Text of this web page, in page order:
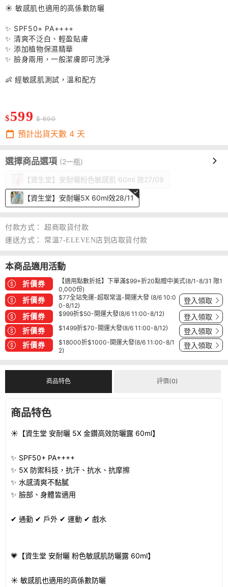
☀️ 敏感肌也適用的高係數防曬
✨ SPF50+ PA++++
✨ 清爽不泛白、輕盈貼膚
✨ 添加植物保濕精華
✨ 臉身兩用，一般潔膚即可洗淨
👶 經敏感肌測試，溫和配方
$599 $ 690
預計出貨天數 4 天
選擇商品選項 (2一瓶)
【資生堂】安耐曬粉色敏感肌 60ml 效27/09
【資生堂】安耐曬5X 60ml效28/11
付款方式：
超商取貨付款
運送方式：
常溫7-ELEVEN店到店取貨付款
本商品適用活動
折價券
【適用點數折抵】下單滿$99+折20點贈中美式(8/1-8/31 限1
0,000份)
折價券
$77全站免運-超取常溫-開運大發 (8/6 10:0
0-8/12)
登入領取
折價券 $999折$50-開運大發(8/6 11:00-8/12) 登入領取
折價券 $1499折$70-開運大發(8/6 11:00-8/12) 登入領取
折價券
$18000折$1000-開運大發(8/6 11:00-8/1
2)
登入領取
商品特色 評價(0)
商品特色
☀️【資生堂 安耐曬 5X 金鑽高效防曬露 60ml】
✨ SPF50+ PA++++
✨ 5X 防禦科技，抗汗、抗水、抗摩擦
✨ 水感清爽不黏膩
✨ 臉部、身體皆適用
✔ 通勤 ✔ 戶外 ✔ 運動 ✔ 戲水
💗【資生堂 安耐曬 粉色敏感肌防曬露 60ml】
☀️ 敏感肌也適用的高係數防曬